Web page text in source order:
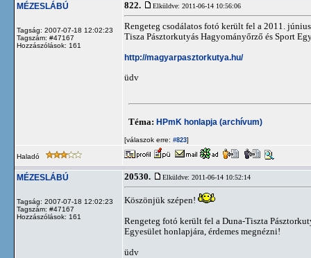
MÉZESLÁBÚ
Tagság: 2007-07-18 12:02:23
Tagszám: #47167
Hozzászólások: 161
822. Elküldve: 2011-06-14 10:56:06
Rengeteg csodálatos fotó került fel a 2011.
Tisza Pásztorkutyás Hagyományőrző és Sport
http://magyarpasztorkutya.hu/
üdv
Téma: HPmK honlapja (archívum)
[válaszok erre: #823]
Haladó
MÉZESLÁBÚ
Tagság: 2007-07-18 12:02:23
Tagszám: #47167
Hozzászólások: 161
20530. Elküldve: 2011-06-14 10:52:14
Köszönjük szépen!
Rengeteg fotó került fel a Duna-Tiszta
Egyesület honlapjára, érdemes megnézni!
üdv